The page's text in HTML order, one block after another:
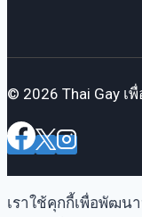
© 2026 Thai Gay เ
เราใช้คุกกี้เพื่อพัฒน